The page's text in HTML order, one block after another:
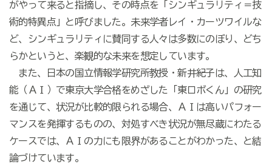
がやって来ると指摘し、その時点を「シンギュラリティ＝技
術的特異点」と呼びました。未来学者レイ・カーツワイルな
ど、シンギュラリティに賛同する人々は多数にのぼり、どち
らかというと、楽観的な未来を想定しています。
また、日本の国立情報学研究所教授・新井紀子は、人工知
能（ＡＩ）で東京大学合格をめざした「東ロボくん」の研究
を通じて、状況が比較的限られる場合、ＡＩは高いパフォー
マンスを発揮するものの、対処すべき状況が無尽蔵にわたる
ケースでは、ＡＩの力にも限界があることがわかった、と結
論づけています。